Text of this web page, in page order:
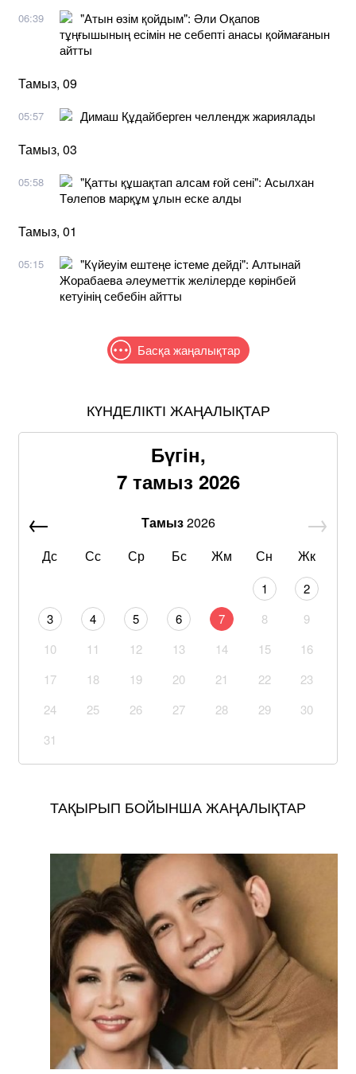
06:39
"Атын өзім қойдым": Әли Оқапов
тұңғышының есімін не себепті анасы қоймағанын
айтты
Тамыз, 09
05:57 Димаш Құдайберген челлендж жариялады
Тамыз, 03
05:58
"Қатты құшақтап алсам ғой сені": Асылхан
Төлепов марқұм ұлын еске алды
Тамыз, 01
05:15
"Күйеуім ештеңе істеме дейді": Алтынай
Жорабаева әлеуметтік желілерде көрінбей
кетуінің себебін айтты
Басқа жаңалықтар
КҮНДЕЛІКТІ ЖАҢАЛЫҚТАР
Бүгін,
7 тамыз 2026
Тамыз2026
Дс
Сс Ср Бс Жм Сн Жк
1
2
3
4 5 6 7 8
9
10
11 12 13 14 15
16
17
18 19 20 21 22
23
24
25 26 27 28 29
30
31
ТАҚЫРЫП БОЙЫНША ЖАҢАЛЫҚТАР